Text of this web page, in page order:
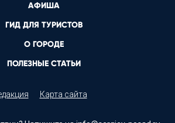
АФИША
ГИД ДЛЯ ТУРИСТОВ
О ГОРОДЕ
ПОЛЕЗНЫЕ СТАТЬИ
Карта сайта